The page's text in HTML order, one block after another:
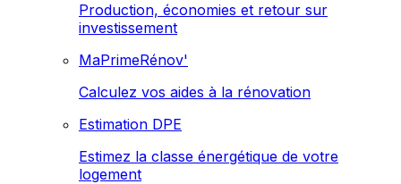
Production, économies et retour sur
investissement
MaPrimeRénov'
Calculez vos aides à la rénovation
Estimation DPE
Estimez la classe énergétique de votre
logement